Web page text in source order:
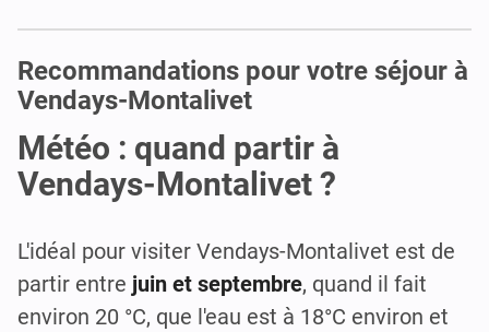
Recommandations pour votre séjour à
Vendays-Montalivet
Météo : quand partir à
Vendays-Montalivet ?
L'idéal pour visiter Vendays-Montalivet est de
partir entre juin et septembre, quand il fait
environ 20 °C, que l'eau est à 18°C environ et